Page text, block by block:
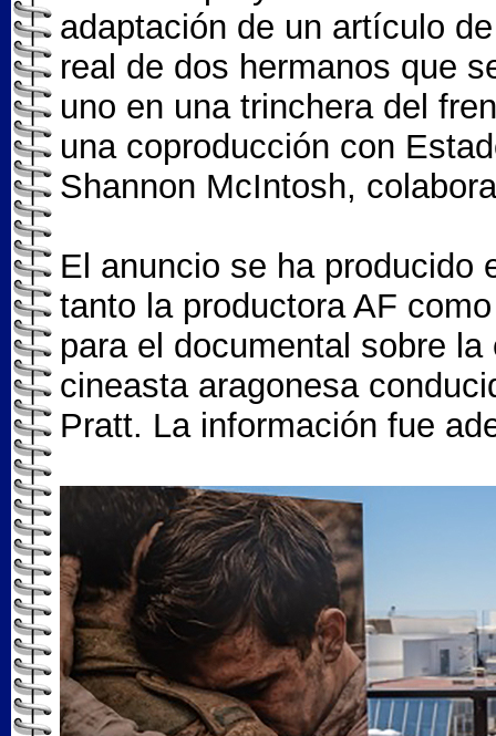
adaptación de un artículo
real de dos hermanos que
uno en una trinchera del
una coproducción con
Shannon McIntosh,
El anuncio se ha producido
tanto la productora AF
para el documental sobre
cineasta aragonesa
Pratt. La información fue